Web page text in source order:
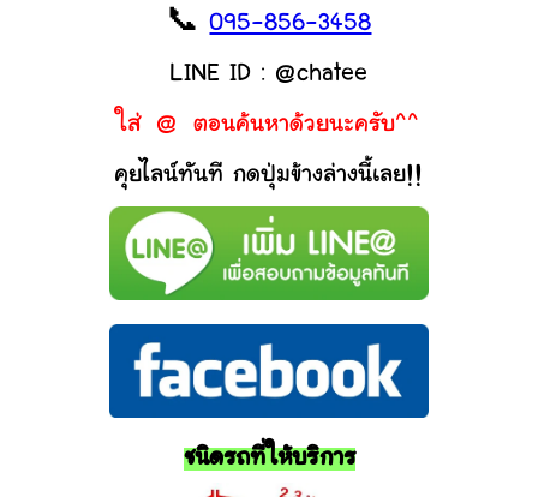
📞095-856-3458
LINE ID : @chatee
ใส่ @ ตอนค้นหาด้วยนะครับ^^
คุยไลน์ทันที กดปุ่มข้างล่างนี้เลย!!
ชนิดรถที่ให้บริการ